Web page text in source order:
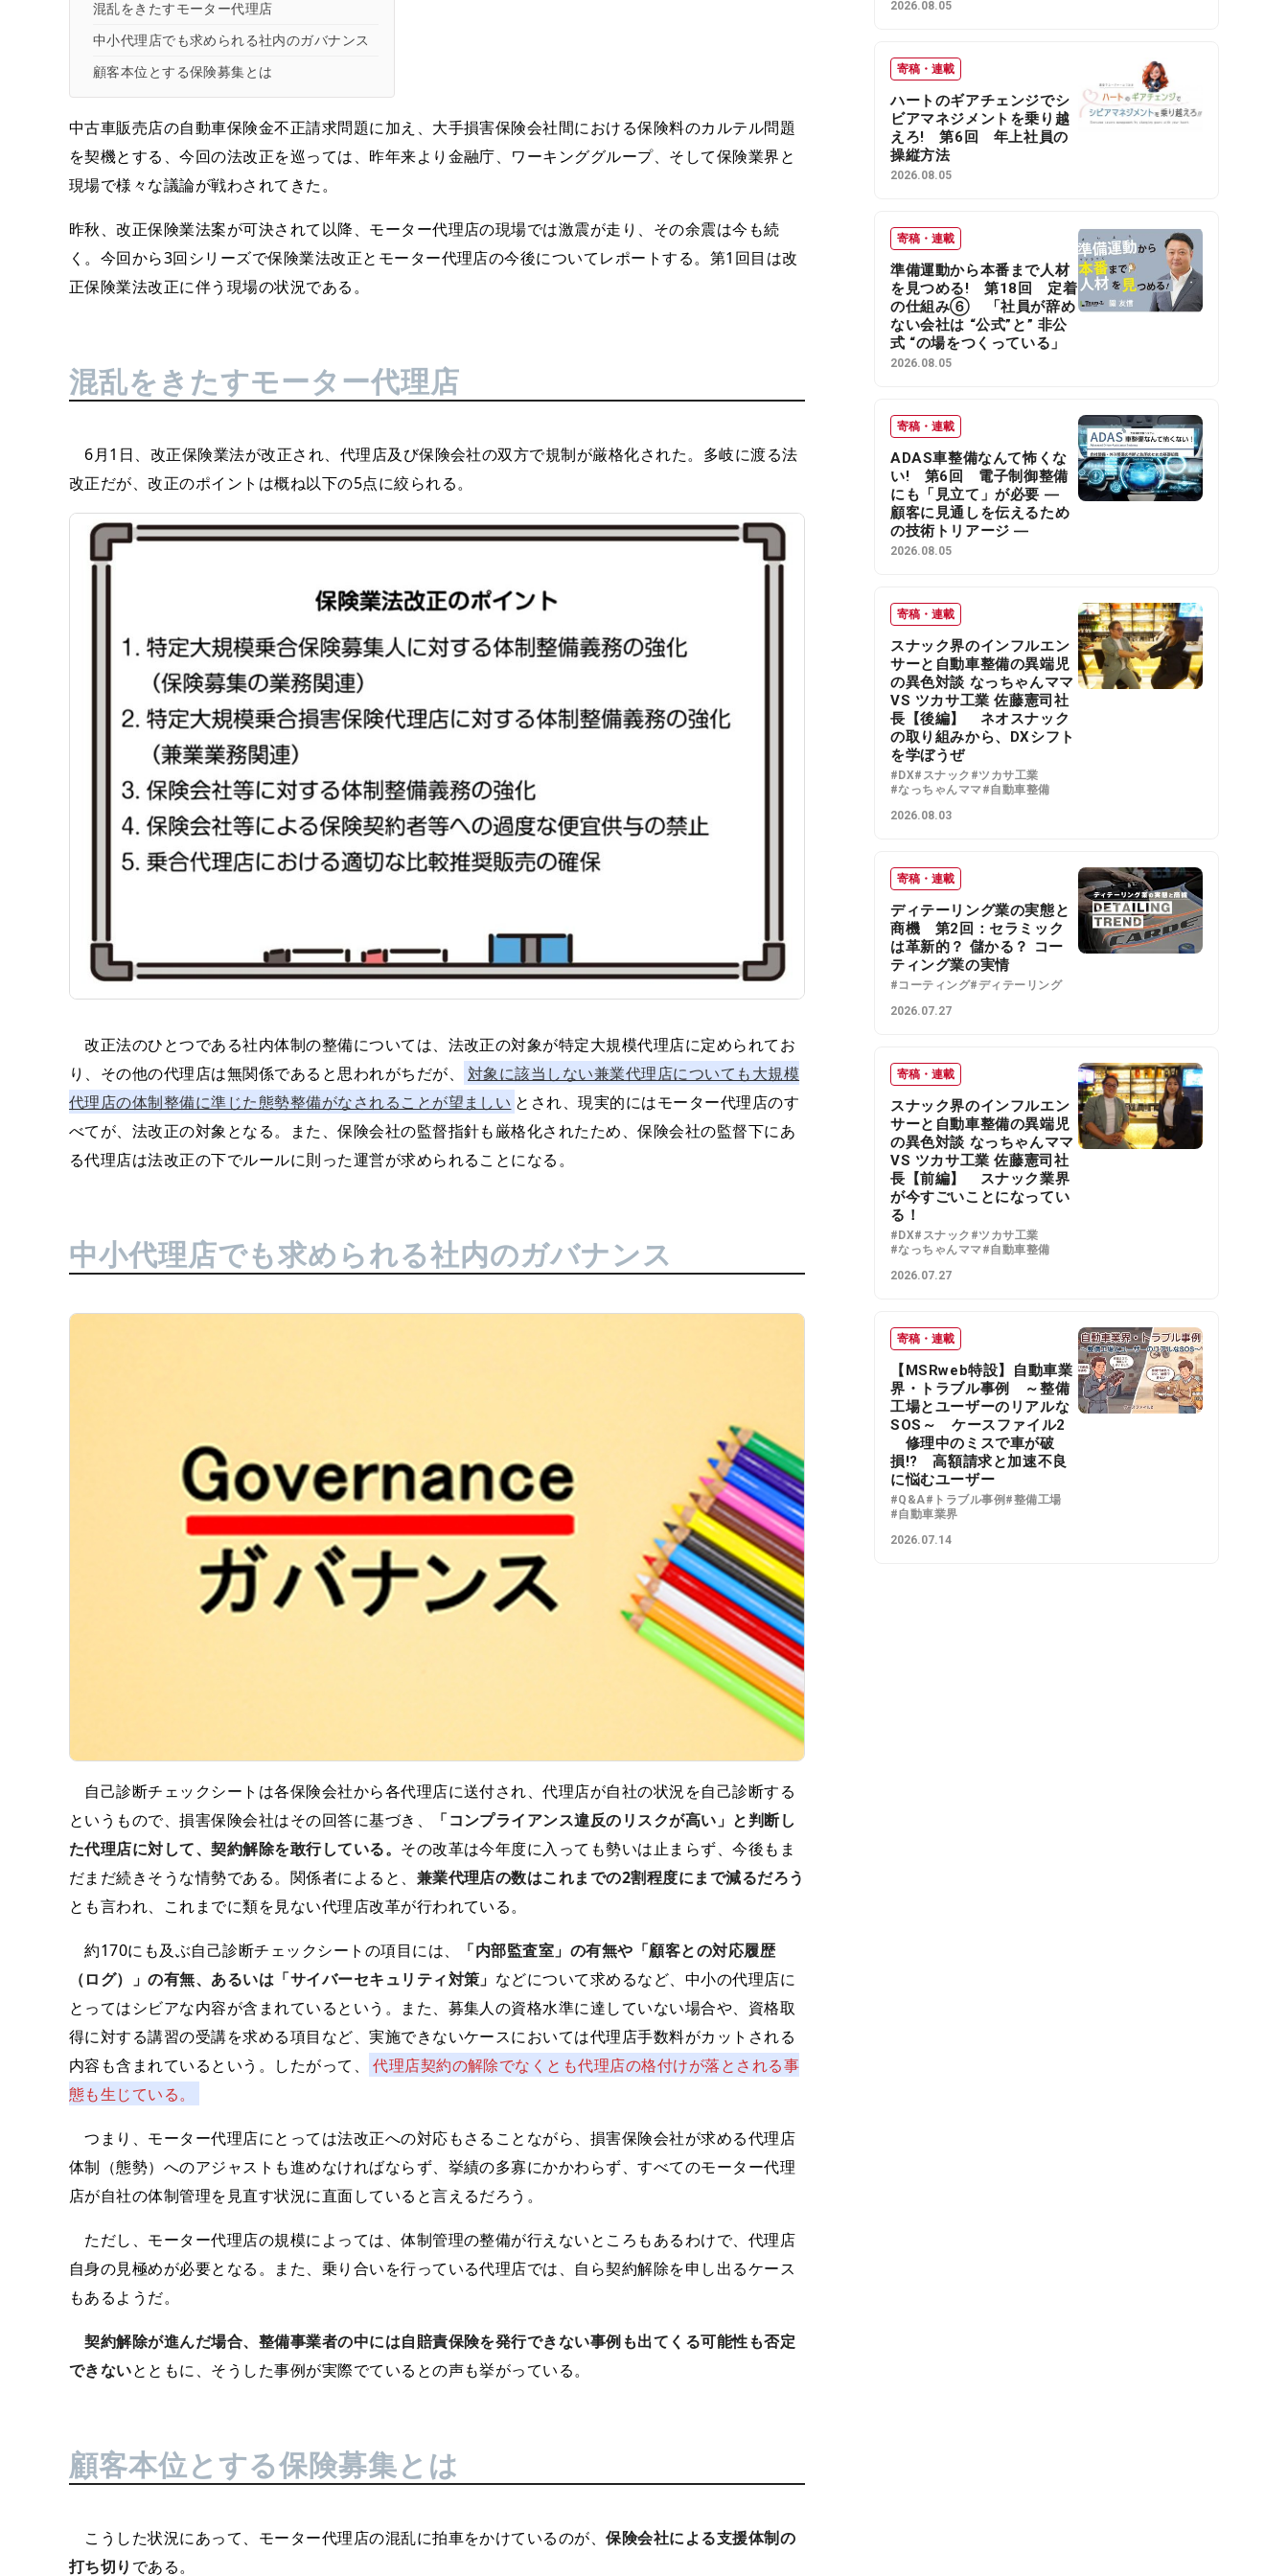
混乱をきたすモーター代理店
中小代理店でも求められる社内のガバナンス
顧客本位とする保険募集とは
中古車販売店の自動車保険金不正請求問題に加え、大手損害保険会社間における保険料のカルテル問題
を契機とする、今回の法改正を巡っては、昨年来より金融庁、ワーキンググループ、そして保険業界と
現場で様々な議論が戦わされてきた。
昨秋、改正保険業法案が可決されて以降、モーター代理店の現場では激震が走り、その余震は今も続
く。今回から3回シリーズで保険業法改正とモーター代理店の今後についてレポートする。第1回目は改
正保険業法改正に伴う現場の状況である。
混乱をきたすモーター代理店
6月1日、改正保険業法が改正され、代理店及び保険会社の双方で規制が厳格化された。多岐に渡る法
改正だが、改正のポイントは概ね以下の5点に絞られる。
改正法のひとつである社内体制の整備については、法改正の対象が特定大規模代理店に定められてお
り、その他の代理店は無関係であると思われがちだが、
対象に該当しない兼業代理店についても大規模
代理店の体制整備に準じた態勢整備がなされることが望ましい とされ、現実的にはモーター代理店のす
べてが、法改正の対象となる。また、保険会社の監督指針も厳格化されたため、保険会社の監督下にあ
る代理店は法改正の下でルールに則った運営が求められることになる。
中小代理店でも求められる社内のガバナンス
自己診断チェックシートは各保険会社から各代理店に送付され、代理店が自社の状況を自己診断する
というもので、損害保険会社はその回答に基づき、
「コンプライアンス違反のリスクが高い」と判断し
た代理店に対して、契約解除を敢行している。 その改革は今年度に入っても勢いは止まらず、今後もま
だまだ続きそうな情勢である。関係者によると、 兼業代理店の数はこれまでの2割程度にまで減るだろう
とも言われ、これまでに類を見ない代理店改革が行われている。
約170にも及ぶ自己診断チェックシートの項目には、
「内部監査室」の有無や「顧客との対応履歴
（ログ）」の有無、あるいは「サイバーセキュリティ対策」 などについて求めるなど、中小の代理店に
とってはシビアな内容が含まれているという。また、募集人の資格水準に達していない場合や、資格取
得に対する講習の受講を求める項目など、実施できないケースにおいては代理店手数料がカットされる
内容も含まれているという。したがって、
代理店契約の解除でなくとも代理店の格付けが落とされる事
態も生じている。
つまり、モーター代理店にとっては法改正への対応もさることながら、損害保険会社が求める代理店
体制（態勢）へのアジャストも進めなければならず、挙績の多寡にかかわらず、すべてのモーター代理
店が自社の体制管理を見直す状況に直面していると言えるだろう。
ただし、モーター代理店の規模によっては、体制管理の整備が行えないところもあるわけで、代理店
自身の見極めが必要となる。また、乗り合いを行っている代理店では、自ら契約解除を申し出るケース
もあるようだ。
契約解除が進んだ場合、整備事業者の中には自賠責保険を発行できない事例も出てくる可能性も否定
できないとともに、そうした事例が実際でているとの声も挙がっている。
顧客本位とする保険募集とは
こうした状況にあって、モーター代理店の混乱に拍車をかけているのが、保険会社による支援体制の
打ち切り である。
2026.08.05
寄稿・連載
ハートのギアチェンジでシ
ビアマネジメントを乗り越
えろ! 第6回 年上社員の
操縦方法
2026.08.05
寄稿・連載
準備運動から本番まで人材
を見つめる! 第18回 定着
の仕組み⑥ 「社員が辞め
ない会社は “公式”と” 非公
式 “の場をつくっている」
2026.08.05
寄稿・連載
ADAS車整備なんて怖くな
い! 第6回 電子制御整備
にも「見立て」が必要 ―
顧客に見通しを伝えるため
の技術トリアージ ―
2026.08.05
寄稿・連載
スナック界のインフルエン
サーと自動車整備の異端児
の異色対談 なっちゃんママ
VS ツカサ工業 佐藤憲司社
長【後編】 ネオスナック
の取り組みから、DXシフト
を学ぼうぜ
#DX#スナック #ツカサ工業
#なっちゃんママ#自動車整備
2026.08.03
寄稿・連載
ディテーリング業の実態と
商機 第2回：セラミック
は革新的？ 儲かる？ コー
ティング業の実情
#コーティング#ディテーリング
2026.07.27
寄稿・連載
スナック界のインフルエン
サーと自動車整備の異端児
の異色対談 なっちゃんママ
VS ツカサ工業 佐藤憲司社
長【前編】 スナック業界
が今すごいことになってい
る！
#DX#スナック #ツカサ工業
#なっちゃんママ#自動車整備
2026.07.27
寄稿・連載
【MSRweb特設】自動車業
界・トラブル事例 ～整備
工場とユーザーのリアルな
SOS～ ケースファイル2
修理中のミスで車が破
損!? 高額請求と加速不良
に悩むユーザー
#Q&A#トラブル事例 #整備工場
#自動車業界
2026.07.14